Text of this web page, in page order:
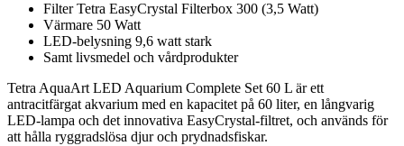
Filter Tetra EasyCrystal Filterbox 300 (3,5 Watt)
Värmare 50 Watt
LED-belysning 9,6 watt stark
Samt livsmedel och vårdprodukter
Tetra AquaArt LED Aquarium Complete Set 60 L är ett
antracitfärgat akvarium med en kapacitet på 60 liter, en långvarig
LED-lampa och det innovativa EasyCrystal-filtret, och används för
att hålla ryggradslösa djur och prydnadsfiskar.